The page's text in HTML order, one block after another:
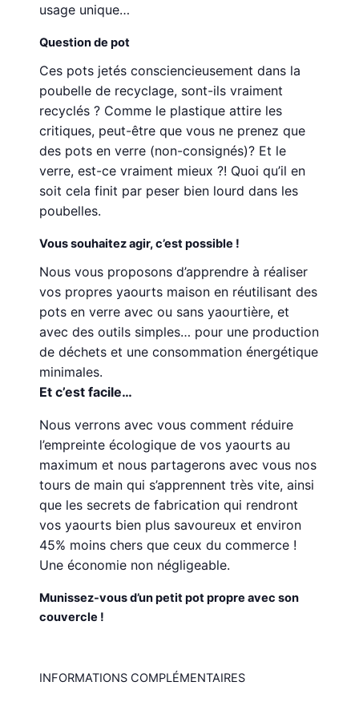
usage unique…
Question de pot
Ces pots jetés consciencieusement dans la
poubelle de recyclage, sont-ils vraiment
recyclés ? Comme le plastique attire les
critiques, peut-être que vous ne prenez que
des pots en verre (non-consignés)? Et le
verre, est-ce vraiment mieux ?! Quoi qu’il en
soit cela finit par peser bien lourd dans les
poubelles.
Vous souhaitez agir, c’est possible !
Nous vous proposons d’apprendre à réaliser
vos propres yaourts maison en réutilisant des
pots en verre avec ou sans yaourtière, et
avec des outils simples… pour une production
de déchets et une consommation énergétique
minimales.
Et c’est facile…
Nous verrons avec vous comment réduire
l’empreinte écologique de vos yaourts au
maximum et nous partagerons avec vous nos
tours de main qui s’apprennent très vite, ainsi
que les secrets de fabrication qui rendront
vos yaourts bien plus savoureux et environ
45% moins chers que ceux du commerce !
Une économie non négligeable.
Munissez-vous d’un petit pot propre avec son
couvercle !
INFORMATIONS COMPLÉMENTAIRES